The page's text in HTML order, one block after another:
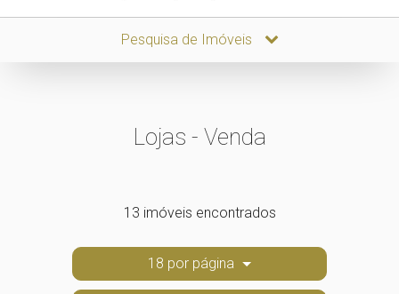
Pesquisa de Imóveis
Lojas - Venda
13 imóveis encontrados
18 por página